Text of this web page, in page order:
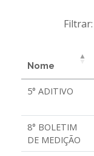
Filtrar:
Nome
5° ADITIVO
8° BOLETIM
DE MEDIÇÃO